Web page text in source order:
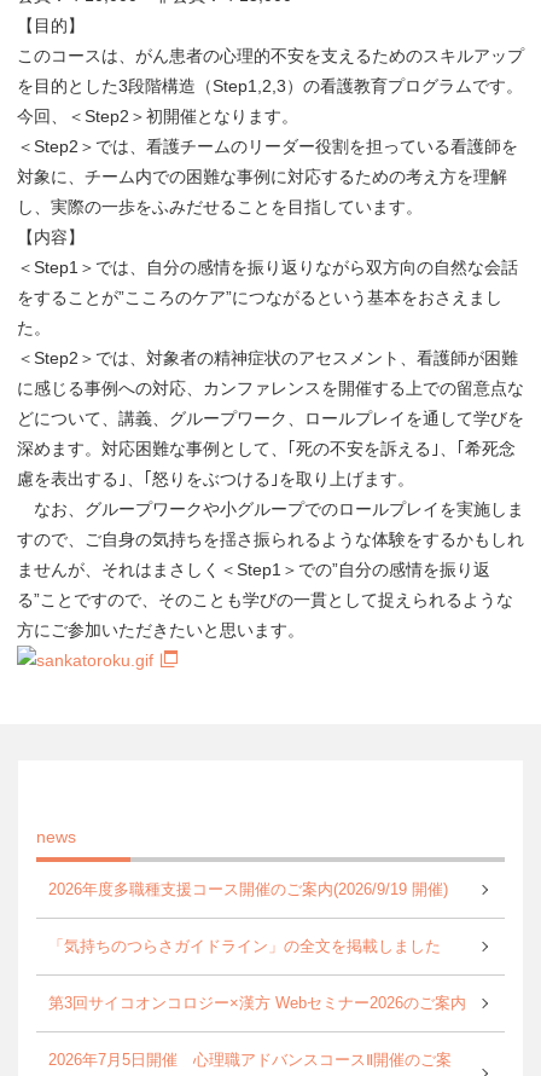
【目的】
このコースは、がん患者の心理的不安を支えるためのスキルアップ
を目的とした3段階構造（Step1,2,3）の看護教育プログラムです。
今回、＜Step2＞初開催となります。
＜Step2＞では、看護チームのリーダー役割を担っている看護師を
対象に、チーム内での困難な事例に対応するための考え方を理解
し、実際の一歩をふみだせることを目指しています。
【内容】
＜Step1＞では、自分の感情を振り返りながら双方向の自然な会話
をすることが”こころのケア”につながるという基本をおさえまし
た。
＜Step2＞では、対象者の精神症状のアセスメント、看護師が困難
に感じる事例への対応、カンファレンスを開催する上での留意点な
どについて、講義、グループワーク、ロールプレイを通して学びを
深めます。対応困難な事例として、｢死の不安を訴える｣、｢希死念
慮を表出する｣、｢怒りをぶつける｣を取り上げます。
なお、グループワークや小グループでのロールプレイを実施しま
すので、ご自身の気持ちを揺さ振られるような体験をするかもしれ
ませんが、それはまさしく＜Step1＞での”自分の感情を振り返
る”ことですので、そのことも学びの一貫として捉えられるような
方にご参加いただきたいと思います。
news
2026年度多職種支援コース開催のご案内(2026/9/19 開催)
「気持ちのつらさガイドライン」の全文を掲載しました
第3回サイコオンコロジー×漢方 Webセミナー2026のご案内
2026年7月5日開催 心理職アドバンスコースⅡ開催のご案